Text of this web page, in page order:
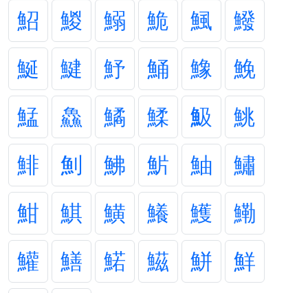
鮉
鯼 鰯 鮠 鯴
鱍
鯅
鰎 魣 鯒 鱌
鮸
鯭
鱻 鱊 鰇 魥
鮡
鯡
魝 鮄 魸 鮋
鱐
魽
鯕 鱑 鱶 鱯
鰳
鱹
鱔 鰙 鰦 鮩
鮮